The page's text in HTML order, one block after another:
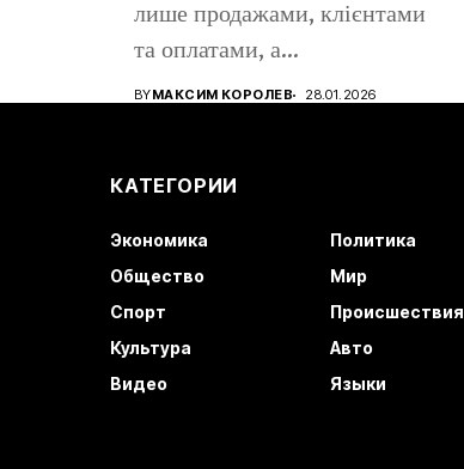
лише продажами, клієнтами
та оплатами, а...
BYМАКСИМ КОРОЛЕВ 28.01.2026
КАТЕГОРИИ
Экономика
Политика
Общество
Мир
Спорт
Происшествия
Культура
Авто
Видео
Языки